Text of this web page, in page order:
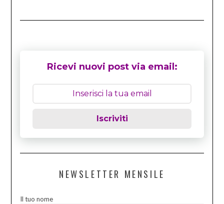
Ricevi nuovi post via email:
Iscriviti
NEWSLETTER MENSILE
Il tuo nome